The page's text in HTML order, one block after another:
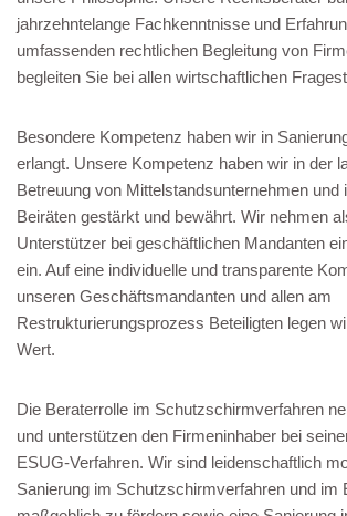
jahrzehntelange Fachkenntnisse und
umfassenden rechtlichen Begleitung von
begleiten Sie bei allen wirtschaftlichen
Besondere Kompetenz haben wir in
erlangt. Unsere Kompetenz haben wir in der
Betreuung von Mittelstandsunternehmen und
Beiräten gestärkt und bewährt. Wir nehmen
Unterstützer bei geschäftlichen Mandanten
ein. Auf eine individuelle und transparente
unseren Geschäftsmandanten und allen am
Restrukturierungsprozess Beteiligten legen
Wert.
Die Beraterrolle im Schutzschirmverfahren
und unterstützen den Firmeninhaber bei
ESUG-Verfahren. Wir sind leidenschaftlich
Sanierung im Schutzschirmverfahren und im